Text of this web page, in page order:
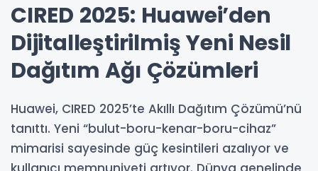
CIRED 2025: Huawei’den
Dijitalleştirilmiş Yeni Nesil
Dağıtım Ağı Çözümleri
Huawei, CIRED 2025’te Akıllı Dağıtım Çözümü’nü
tanıttı. Yeni “bulut-boru-kenar-boru-cihaz”
mimarisi sayesinde güç kesintileri azalıyor ve